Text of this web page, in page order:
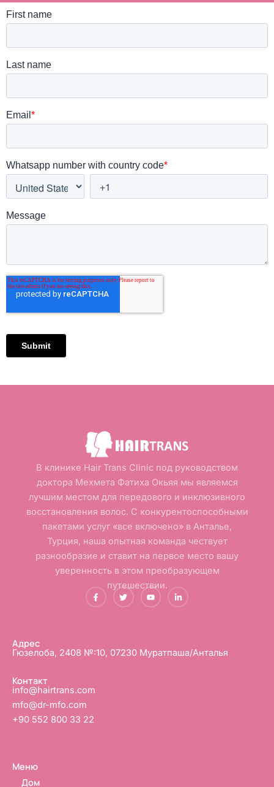
В клинике Hair Trans Clinic под руководством
доктора Мехмета Фатиха Окьяя мы являемся
лучшим местом для передового и инклюзивного
восстановления волос. С конкурентоспособными
пакетами услуг «все включено» в Анталье,
Турция, наша опытная команда чествует
разнообразие и ставит на первое место вашу
уверенность в этом преобразующем
путешествии.
F
a
c
-
Т
в
и
Ю
т
у
L
i
n
-
Адрес
Гюзелоба, 2408 №:10, 07230 Муратпаша/Анталья
Контакт
info@hairtrans.com
mfo@dr-mfo.com
+90 552 800 33 22
Меню
Дом